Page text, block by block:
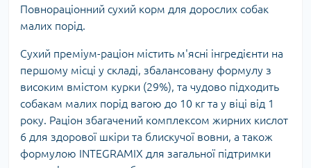
Повнораціонний сухий корм для дорослих собак
малих порід.
Сухий преміум-раціон містить м'ясні інгредієнти на
першому місці у складі, збалансовану формулу з
високим вмістом курки (29%), та чудово підходить
собакам малих порід вагою до 10 кг та у віці від 1
року. Раціон збагачений комплексом жирних кислот
6 для здорової шкіри та блискучої вовни, а також
формулою INTEGRAMIX для загальної підтримки